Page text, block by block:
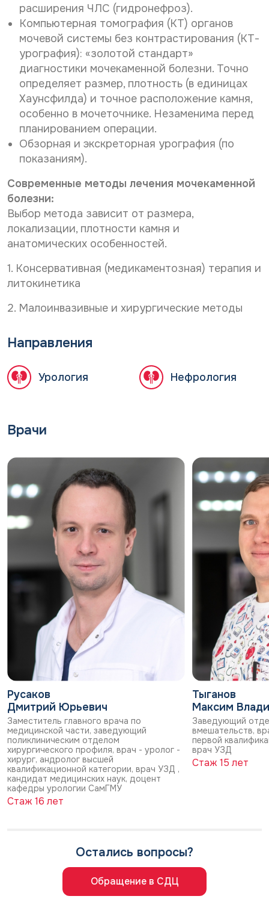
расширения ЧЛС (гидронефроз).
Компьютерная томография (КТ) органов
мочевой системы без контрастирования (КТ-
урография): «золотой стандарт»
диагностики мочекаменной болезни. Точно
определяет размер, плотность (в единицах
Хаунсфилда) и точное расположение камня,
особенно в мочеточнике. Незаменима перед
планированием операции.
Обзорная и экскреторная урография (по
показаниям).
Современные методы лечения мочекаменной
болезни:
Выбор метода зависит от размера,
локализации, плотности камня и
анатомических особенностей.
1. Консервативная (медикаментозная) терапия и
литокинетика
2. Малоинвазивные и хирургические методы
Направления
Урология Нефрология
Врачи
Русаков
Дмитрий Юрьевич
Заместитель главного врача по
медицинской части, заведующий
поликлиническим отделом
хирургического профиля, врач - уролог -
хирург, андролог высшей
квалификационной категории, врач УЗД ,
кандидат медицинских наук, доцент
кафедры урологии СамГМУ
Стаж 16 лет
Тыганов
Максим
Заведующий
вмешательств,
первой
врач УЗД
Стаж 15 лет
Остались вопросы?
Обращение в СДЦ